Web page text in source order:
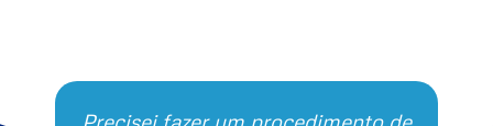
Precisei fazer um procedimento de